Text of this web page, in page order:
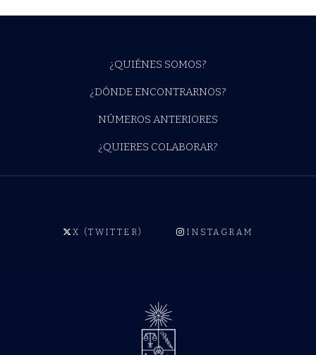
¿QUIÉNES SOMOS?
¿DÓNDE ENCONTRARNOS?
NÚMEROS ANTERIORES
¿QUIERES COLABORAR?
X (TWITTER) INSTAGRAM